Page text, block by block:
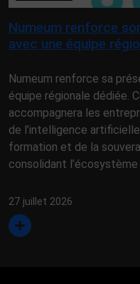
Numeum renforce
avec une équipe
Numeum renforce sa
équipe régionale dédiée.
accompagnera les
de l’intelligence
formation et de la
consolidant
27 juillet 2026